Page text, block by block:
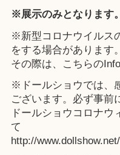
※展示のみとなります
※新型コロナウイルス
をする場合があります。
その際は、こちらの
※ドールショウでは、
ございます。必ず事前
ドールショウコロナ
て
http://